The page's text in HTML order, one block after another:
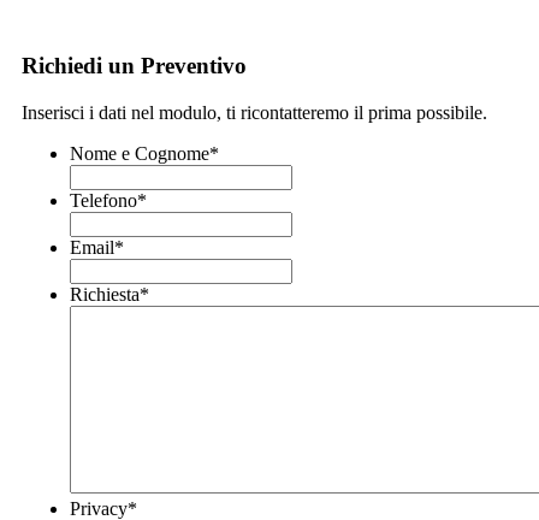
Richiedi un Preventivo
Inserisci i dati nel modulo, ti ricontatteremo il prima possibile.
Nome e Cognome*
Telefono*
Email*
Richiesta*
Privacy*